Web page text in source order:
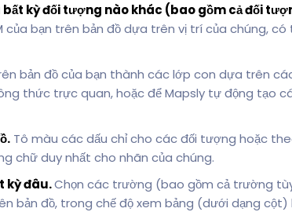
kỳ đối tượng nào khác (bao gồm cả đối
của bạn trên bản đồ dựa trên vị trí của chúng,
bản đồ của bạn thành các lớp con dựa trên
thức trực quan, hoặc để Mapsly tự động tạo
Tô màu các dấu chỉ cho các đối tượng hoặc
chữ duy nhất cho nhãn của chúng.
kỳ đâu.Chọn các trường (bao gồm cả trường
bản đồ, trong chế độ xem bảng (dưới dạng cột)